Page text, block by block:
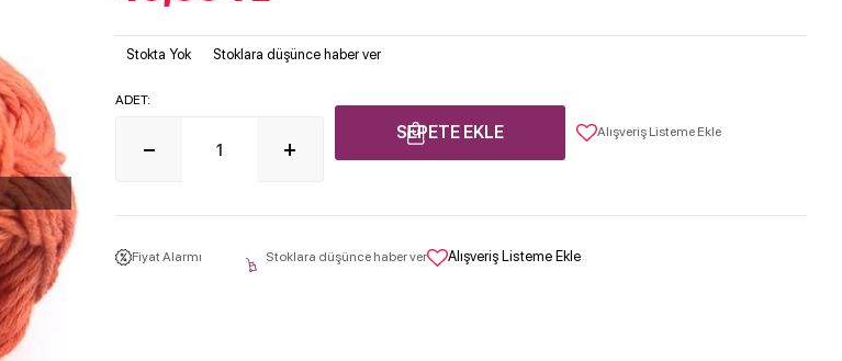
Stokta Yok Stoklara düşünce haber ver
ADET:
SEPETE EKLE Alışveriş Listeme Ekle
Fiyat Alarmı Stoklara düşünce haber ver Alışveriş Listeme Ekle